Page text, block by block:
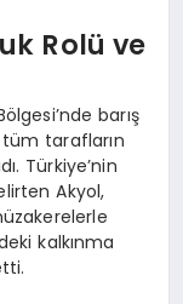
Rolü ve
barış
tarafların
Türkiye’nin
Akyol,
kalkınma